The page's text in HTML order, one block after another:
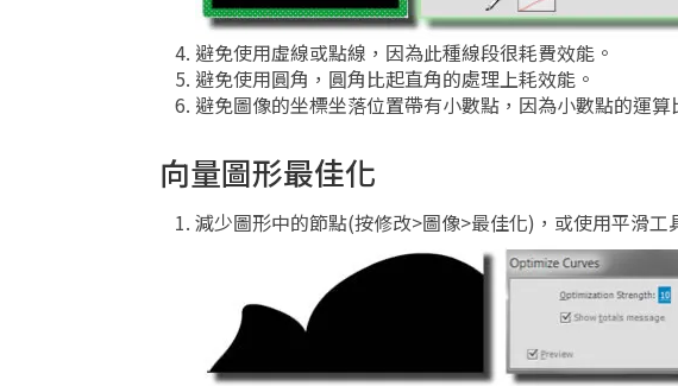
避免使用虛線或點線，因為此種線段很耗費效能。
避免使用圓角，圓角比起直角的處理上耗效能。
避免圖像的坐標坐落位置帶有小數點，因為小數點的運算
向量圖形最佳化
減少圖形中的節點(按修改>圖像>最佳化)，或使用平滑工